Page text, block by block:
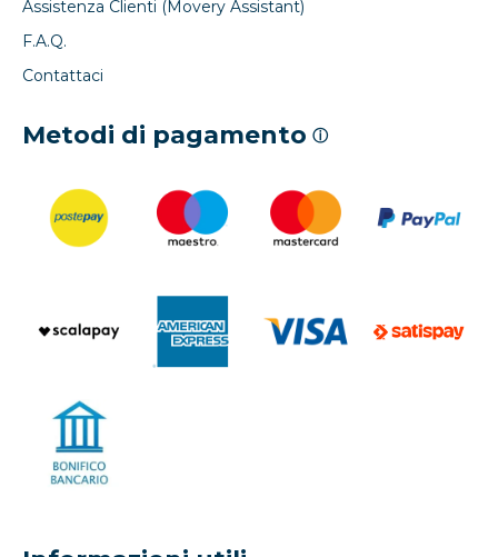
Assistenza Clienti (Movery Assistant)
F.A.Q.
Contattaci
Metodi di pagamento ⓘ